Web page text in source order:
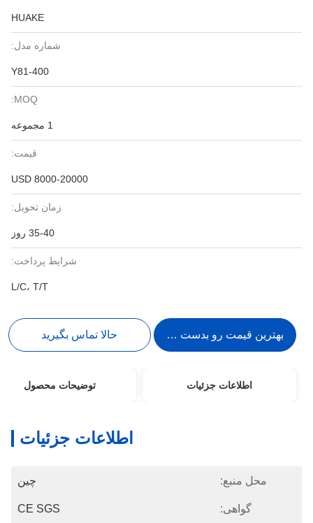
HUAKE
شماره مدل:
Y81-400
MOQ:
قیمت:
8000-20000 USD
زمان تحویل:
35-40 روز
شرایط پرداخت:
L/C، T/T
بهترین قیمت رو بدست بیار حالا تماس بگیرید
اطلاعات جزئیات توضیحات محصول
اطلاعات جزئیات
محل منبع: چین
گواهی: CE SGS